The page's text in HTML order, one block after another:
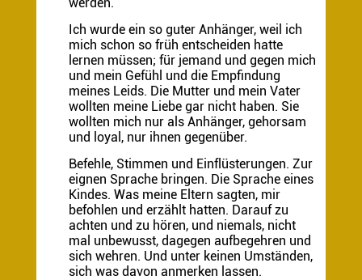
werden.
Ich wurde ein so guter Anhänger, weil ich
mich schon so früh entscheiden hatte
lernen müssen; für jemand und gegen mich
und mein Gefühl und die Empfindung
meines Leids. Die Mutter und mein Vater
wollten meine Liebe gar nicht haben. Sie
wollten mich nur als Anhänger, gehorsam
und loyal, nur ihnen gegenüber.
Befehle, Stimmen und Einflüsterungen. Zur
eignen Sprache bringen. Die Sprache eines
Kindes. Was meine Eltern sagten, mir
befohlen und erzählt hatten. Darauf zu
achten und zu hören, und niemals, nicht
mal unbewusst, dagegen aufbegehren und
sich wehren. Und unter keinen Umständen,
sich was davon anmerken lassen.